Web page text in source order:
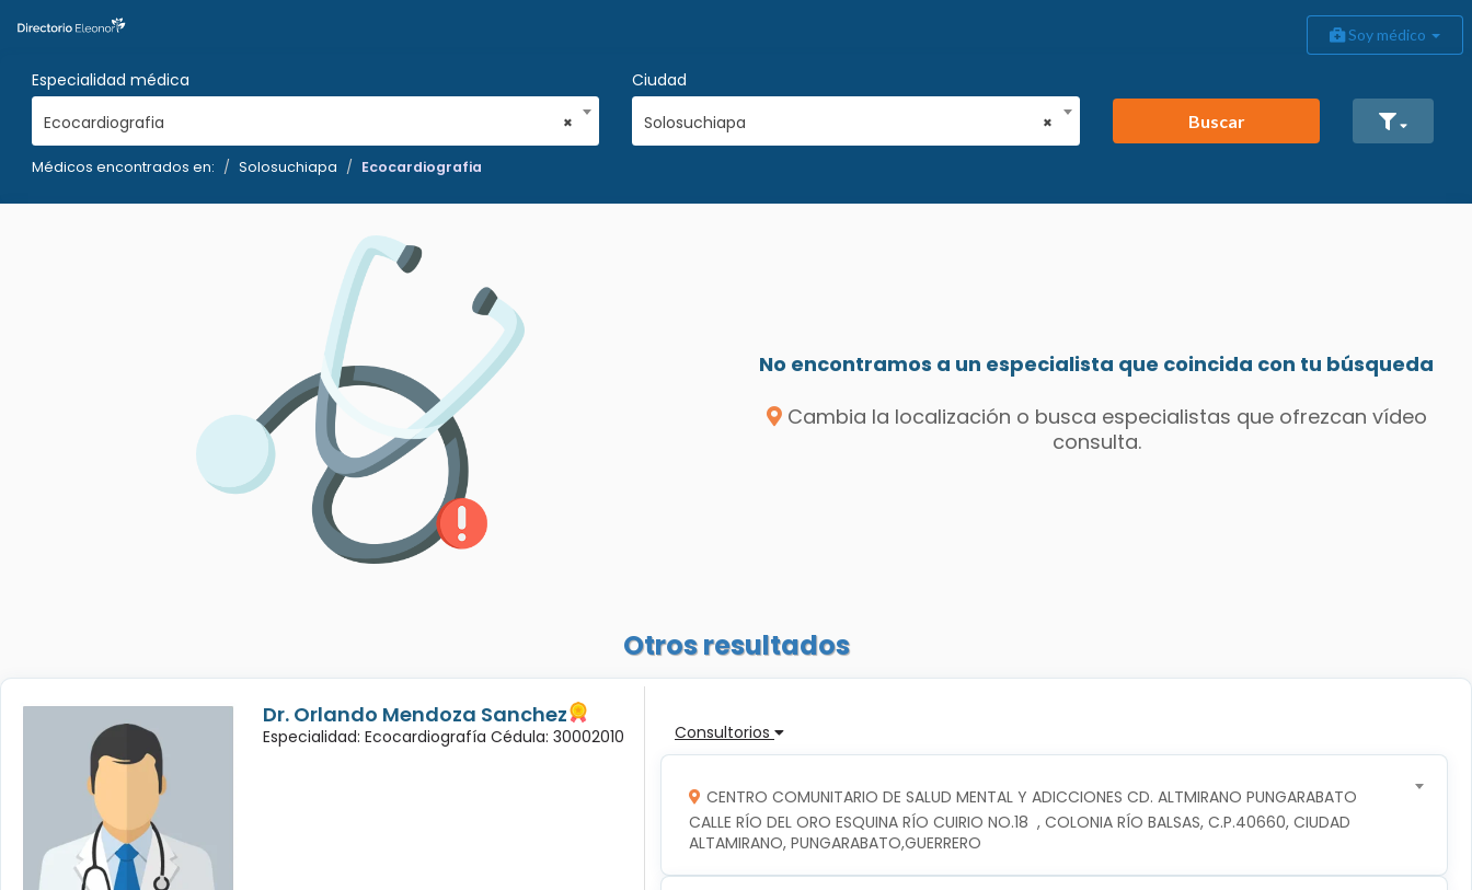
Soy médico
Especialidad médica
×
Ecocardiografia
Ciudad
×
Solosuchiapa Buscar
Médicos encontrados en: Solosuchiapa Ecocardiografia
No encontramos a un especialista que coincida con tu búsqueda
Cambia la localización o busca especialistas que ofrezcan vídeo
consulta.
Otros resultados
Dr. Orlando Mendoza Sanchez
Especialidad: Ecocardiografía Cédula: 30002010 Consultorios
CENTRO COMUNITARIO DE SALUD MENTAL Y ADICCIONES CD. ALTMIRANO PUNGARABATO
CALLE RÍO DEL ORO ESQUINA RÍO CUIRIO NO.18  , COLONIA RÍO BALSAS, C.P.40660, CIUDAD
ALTAMIRANO, PUNGARABATO,GUERRERO